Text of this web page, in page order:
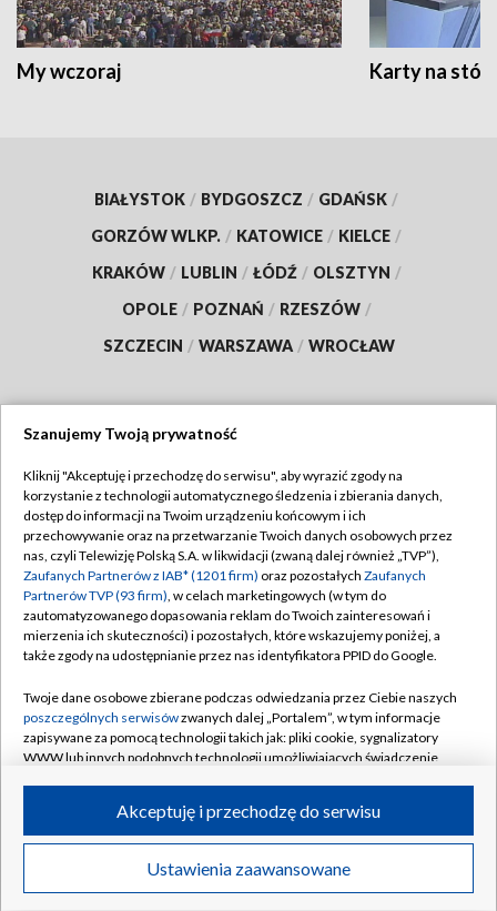
My wczoraj Karty na
BIAŁYSTOK / BYDGOSZCZ / GDAŃSK /
GORZÓW WLKP. / KATOWICE / KIELCE /
KRAKÓW / LUBLIN / ŁÓDŹ / OLSZTYN /
OPOLE / POZNAŃ / RZESZÓW /
SZCZECIN / WARSZAWA / WROCŁAW
TVP
Abonament TVP
Emisja w TVP
Centrum informacji TVP
Naziemna Telewizja Cyfrowa
Rada Programowa
System NOS
Informacje o nadawcy
Program dla prasy
Ogłoszenie przetargowe
Regulamin TVP
Polityka prywatności
Moje zgody
Pomoc
Kontakt
Kanały
©2026 Telewizja Polska S.A. w likwidacji
Szanujemy Twoją prywatność
Kliknij "Akceptuję i przechodzę do serwisu", aby wyrazić zgody na
korzystanie z technologii automatycznego śledzenia i zbierania danych,
dostęp do informacji na Twoim urządzeniu końcowym i ich
przechowywanie oraz na przetwarzanie Twoich danych osobowych przez
nas, czyli Telewizję Polską S.A. w likwidacji (zwaną dalej również „TVP”),
Zaufanych Partnerów z IAB* (1201 firm) oraz pozostałych Zaufanych
Partnerów TVP (93 firm), w celach marketingowych (w tym do
zautomatyzowanego dopasowania reklam do Twoich zainteresowań i
mierzenia ich skuteczności) i pozostałych, które wskazujemy poniżej, a
także zgody na udostępnianie przez nas identyfikatora PPID do Google.
Twoje dane osobowe zbierane podczas odwiedzania przez Ciebie naszych
poszczególnych serwisówzwanych dalej „Portalem”, w tym informacje
zapisywane za pomocą technologii takich jak: pliki cookie, sygnalizatory
WWW lub innych podobnych technologii umożliwiających świadczenie
ruchu w Internecie.
Twoje dane osobowe zbierane podczas odwiedzania przez Ciebie
poszczególnych serwisówna Portalu, takie jak adresy IP, identyfikatory
Ustawienia zaawansowane
Akceptuję i przechodzę do serwisu